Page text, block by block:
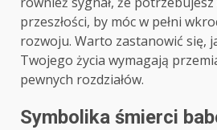
przeszłości, by móc w pełni
rozwoju. Warto zastanowić się,
Twojego życia wymagają
pewnych rozdziałów.
Symbolika śmierci